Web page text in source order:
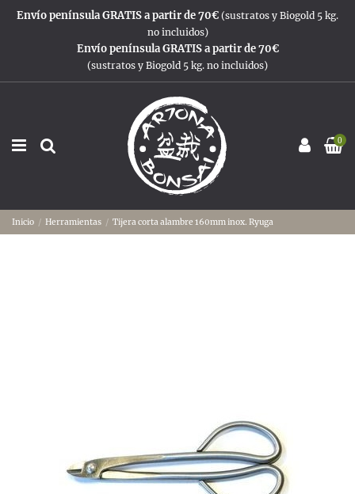
Envío península GRATIS a partir de 70€ (sustratos y Biogold 5 kg.
no incluidos)
Envío península GRATIS a partir de 70€
(sustratos y Biogold 5 kg. no incluidos)
0
Inicio Herramientas Tijera corta alambre 160mm inox. Ryuga